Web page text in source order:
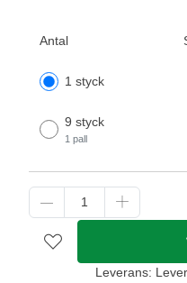
Antal
1 styck
9 styck
1 pall
Leverans: